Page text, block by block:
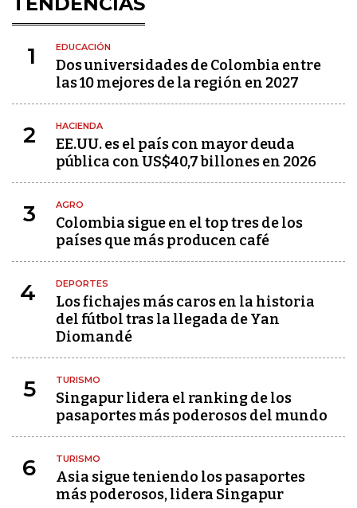
1 EDUCACIÓN
Dos universidades de Colombia entre
las 10 mejores de la región en 2027
2 HACIENDA
EE.UU. es el país con mayor deuda
pública con US$40,7 billones en 2026
3 AGRO
Colombia sigue en el top tres de los
países que más producen café
4 DEPORTES
Los fichajes más caros en la historia
del fútbol tras la llegada de Yan
Diomandé
5 TURISMO
Singapur lidera el ranking de los
pasaportes más poderosos del mundo
6 TURISMO
Asia sigue teniendo los pasaportes
más poderosos, lidera Singapur